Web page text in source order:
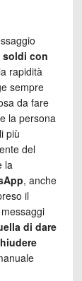
soldi con
rapidità
sempre
da fare
la persona
più
del
la
, anche
il
di dare